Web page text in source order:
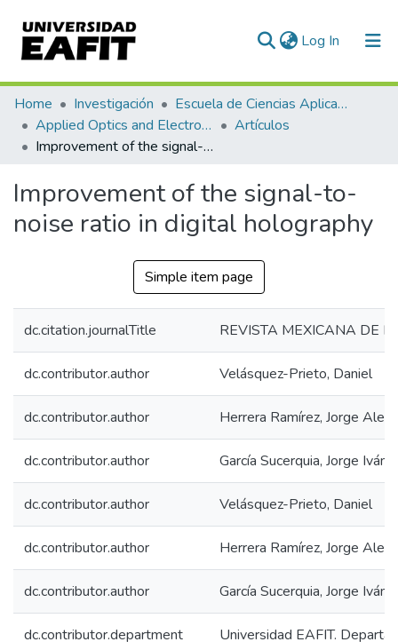
Log In (current)
Communities & Collections
All of DSpace
Home Investigación
Escuela de Ciencias Aplicadas e Ingeniería
Applied Optics and Electronic Instrumentation Research Group
Artículos
Improvement of the signal-to-noise ratio in digital holography
Improvement of the signal-to-
noise ratio in digital holography
Simple item page
dc.citation.journalTitle REVISTA MEXICANA DE
dc.contributor.author Velásquez-Prieto, Daniel
dc.contributor.author Herrera Ramírez, Jorge
dc.contributor.author García Sucerquia, Jorge Iván
dc.contributor.author Velásquez-Prieto, Daniel
dc.contributor.author Herrera Ramírez, Jorge
dc.contributor.author García Sucerquia, Jorge Iván
dc.contributor.department Universidad EAFIT.